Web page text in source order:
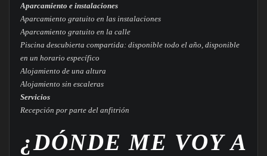
Aparcamiento e instalaciones
Aparcamiento gratuito en las instalaciones
Aparcamiento gratuito en la calle
Piscina descubierta compartida: disponible todo el año, disponible
en un horario específico
Alojamiento de una altura
Alojamiento sin escaleras
Servicios
Recepción por parte del anfitrión
¿DÓNDE ME VOY A